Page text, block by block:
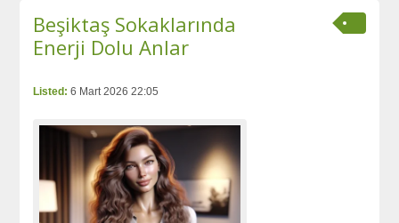
Beşiktaş Sokaklarında
Enerji Dolu Anlar
Listed: 6 Mart 2026 22:05